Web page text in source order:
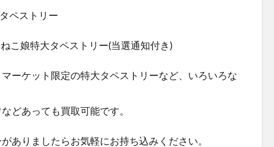
ペストリー
こ娘特大タペストリー(当選通知付き)
ーケット限定の特大タペストリーなど、いろいろな
どあっても買取可能です。
ありましたらお気軽にお持ち込みください。